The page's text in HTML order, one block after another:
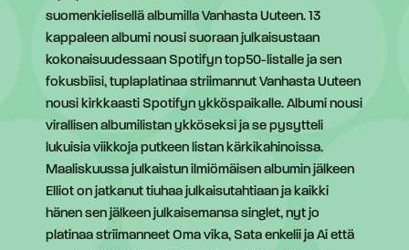
suomenkielisellä albumilla Vanhasta Uuteen. 13
kappaleen albumi nousi suoraan julkaisustaan
kokonaisuudessaan Spotifyn top50-listalle ja sen
fokusbiisi, tuplaplatinaa striimannut Vanhasta Uuteen
nousi kirkkaasti Spotifyn ykköspaikalle. Albumi nousi
virallisen albumilistan ykköseksi ja se pysytteli
lukuisia viikkoja putkeen listan kärkikahinoissa.
Maaliskuussa julkaistun ilmiömäisen albumin jälkeen
Elliot on jatkanut tiuhaa julkaisutahtiaan ja kaikki
hänen sen jälkeen julkaisemansa singlet, nyt jo
platinaa striimanneet Oma vika, Sata enkelii ja Ai että